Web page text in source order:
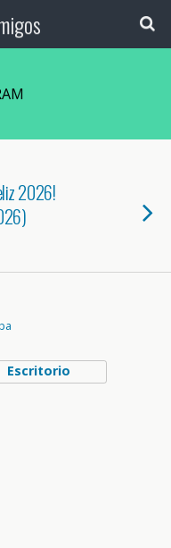
2026!
Escritorio